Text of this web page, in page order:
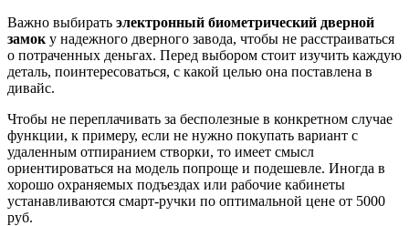
Важно выбирать электронный биометрический дверной
замок у надежного дверного завода, чтобы не расстраиваться
о потраченных деньгах. Перед выбором стоит изучить каждую
деталь, поинтересоваться, с какой целью она поставлена в
дивайс.
Чтобы не переплачивать за бесполезные в конкретном случае
функции, к примеру, если не нужно покупать вариант с
удаленным отпиранием створки, то имеет смысл
ориентироваться на модель попроще и подешевле. Иногда в
хорошо охраняемых подъездах или рабочие кабинеты
устанавливаются смарт-ручки по оптимальной цене от 5000
руб.